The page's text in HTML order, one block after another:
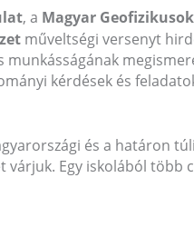
, a Magyar
műveltségi versenyt
kérdések és
és a határon
Egy iskolából több